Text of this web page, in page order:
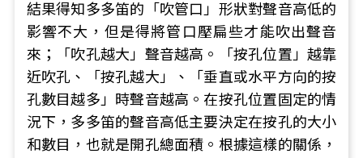
結果得知多多笛的「吹管口」形狀對聲音高低的
影響不大，但是得將管口壓扁些才能吹出聲音
來；「吹孔越大」聲音越高。「按孔位置」越靠
近吹孔、「按孔越大」、「垂直或水平方向的按
孔數目越多」時聲音越高。在按孔位置固定的情
況下，多多笛的聲音高低主要決定在按孔的大小
和數目，也就是開孔總面積。根據這樣的關係，